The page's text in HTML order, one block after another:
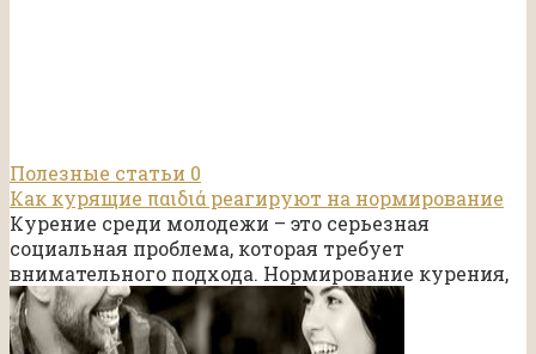
Полезные статьи 0
Как курящие παιδιά реагируют на нормирование
Курение среди молодежи – это серьезная
социальная проблема, которая требует
внимательного подхода. Нормирование курения,